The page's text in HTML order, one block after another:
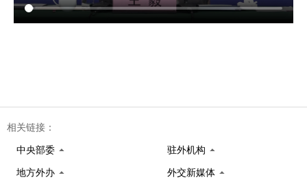
相关链接：
中央部委 驻外机构
地方外办 外交新媒体